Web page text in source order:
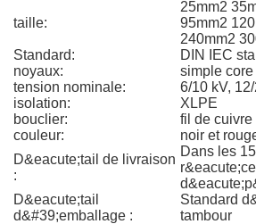
taille:
25mm2
95mm2
240mm2
Standard:
DIN IEC
noyaux:
simple core
tension nominale:
6/10 kV,
isolation:
XLPE
bouclier:
fil de
couleur:
noir et
D&eacute;tail de livraison
:
Dans les
D&eacute;tail
d&#39;emballage :
Standard
tambour